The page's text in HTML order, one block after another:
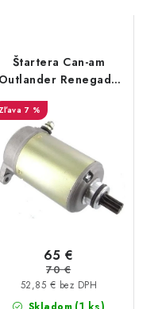
Štartera Can-am
Outlander Renegade
500 650 800 1000
Maverick
800 1000 420684560
420684562 18880
7 %
52,85 € bez DPH
65 €
70 €